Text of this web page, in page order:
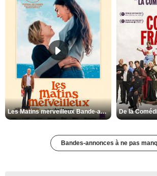
Les Matins merveilleux Bande-annonce VF
Bandes-annonces à ne pas